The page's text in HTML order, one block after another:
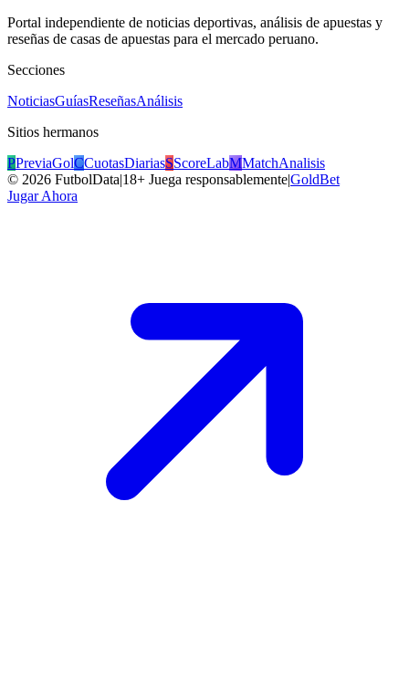
Portal independiente de noticias deportivas, análisis de apuestas y
reseñas de casas de apuestas para el mercado peruano.
Secciones
NoticiasGuíasReseñasAnálisis
Sitios hermanos
PPreviaGolCCuotasDiariasSScoreLabMMatchAnalisis
© 2026 FutbolData|18+ Juega responsablemente|GoldBet
Jugar Ahora